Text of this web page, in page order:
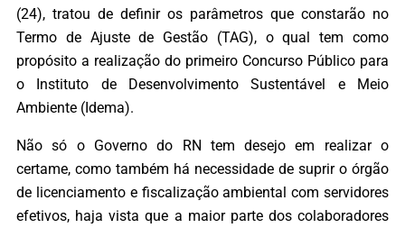
(24), tratou de definir os parâmetros que constarão no
Termo de Ajuste de Gestão (TAG), o qual tem como
propósito a realização do primeiro Concurso Público para
o Instituto de Desenvolvimento Sustentável e Meio
Ambiente (Idema).
Não só o Governo do RN tem desejo em realizar o
certame, como também há necessidade de suprir o órgão
de licenciamento e fiscalização ambiental com servidores
efetivos, haja vista que a maior parte dos colaboradores